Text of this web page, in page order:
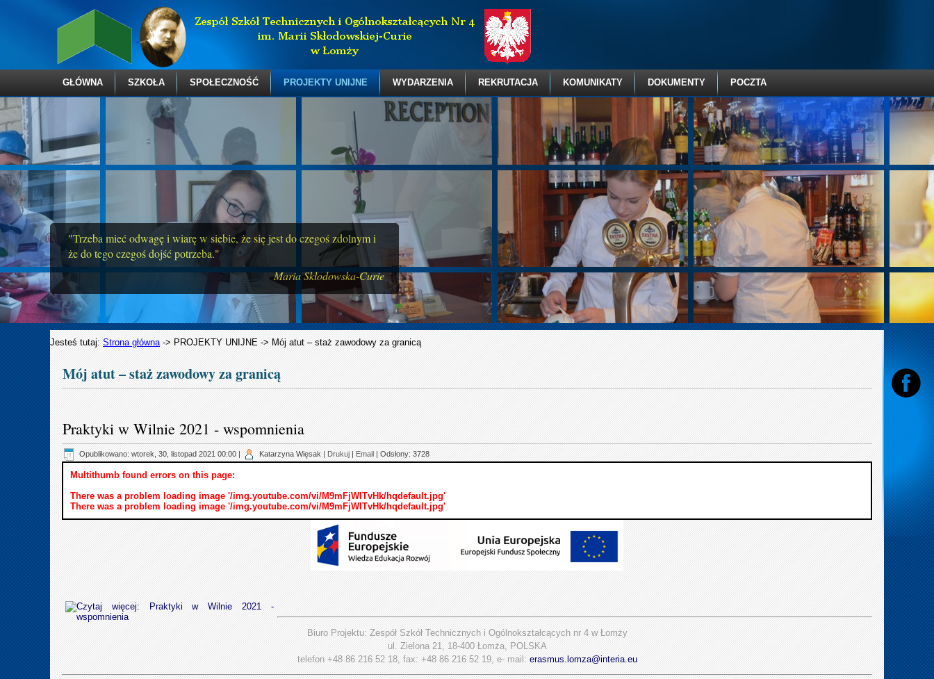
"Trzeba mieć odwagę i wiarę w siebie, że się jest do czegoś zdolnym i
że do tego czegoś dojść potrzeba."
Maria Skłodowska-Curie
GŁÓWNA SZKOŁA SPOŁECZNOŚĆ PROJEKTY UNIJNE WYDARZENIA REKRUTACJA KOMUNIKATY DOKUMENTY POCZTA
Jesteś tutaj: Strona główna-> PROJEKTY UNIJNE -> Mój atut – staż zawodowy za granicą
Mój atut – staż zawodowy za granicą
Praktyki w Wilnie 2021 - wspomnienia
Opublikowano: wtorek, 30, listopad 2021 00:00 | Katarzyna Więsak | Drukuj | Email | Odsłony: 3728
Multithumb found errors on this page:
There was a problem loading image '/img.youtube.com/vi/M9mFjWITvHk/hqdefault.jpg'
There was a problem loading image '/img.youtube.com/vi/M9mFjWITvHk/hqdefault.jpg'
Biuro Projektu: Zespół Szkół Technicznych i Ogólnokształcących nr 4 w Łomży
ul. Zielona 21, 18-400 Łomża, POLSKA
telefon +48 86 216 52 18, fax: +48 86 216 52 19, e- mail: erasmus.lomza@interia.eu